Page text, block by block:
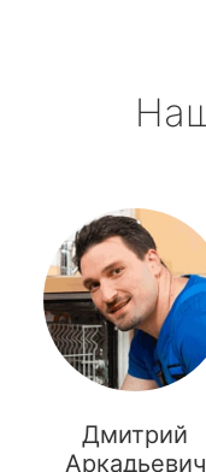
Дмитрий
Аркадьевич